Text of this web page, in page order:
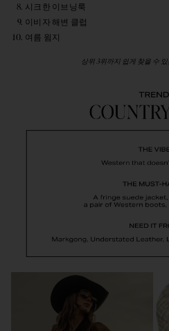
시크한 이브닝룩
이비자 해변 클럽
여름 윔지
상위 3위까지 쉽게 찾을 수